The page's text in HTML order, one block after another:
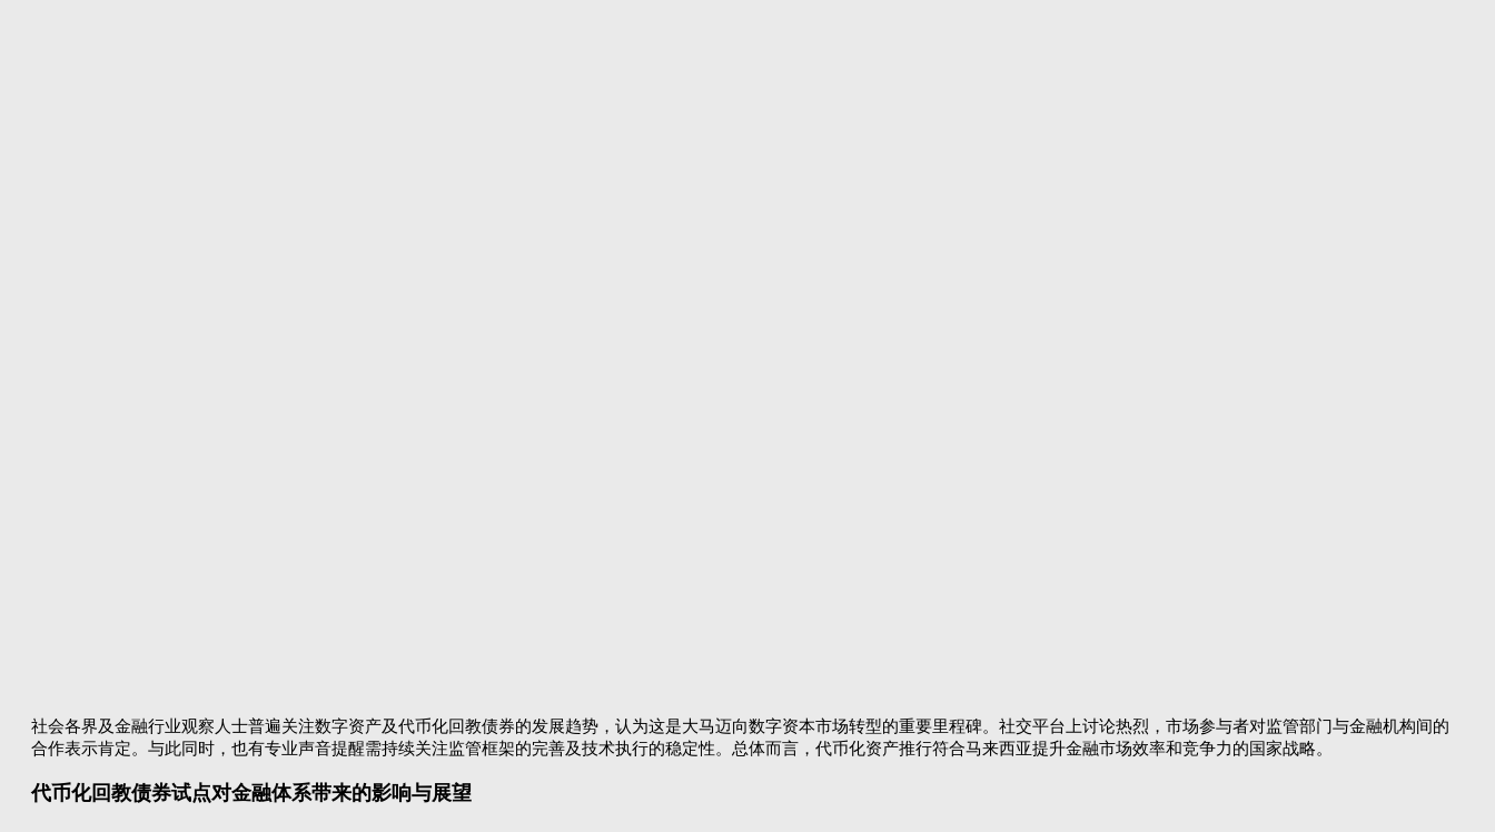
社会各界及金融行业观察人士普遍关注数字资产及代币化回教债券的发展趋势，认为这是大马迈向数字资本市场转型的重要里程碑。社交平台上讨论热烈，市场参与者对监管部门与金融机构间的
合作表示肯定。与此同时，也有专业声音提醒需持续关注监管框架的完善及技术执行的稳定性。总体而言，代币化资产推行符合马来西亚提升金融市场效率和竞争力的国家战略。
代币化回教债券试点对金融体系带来的影响与展望